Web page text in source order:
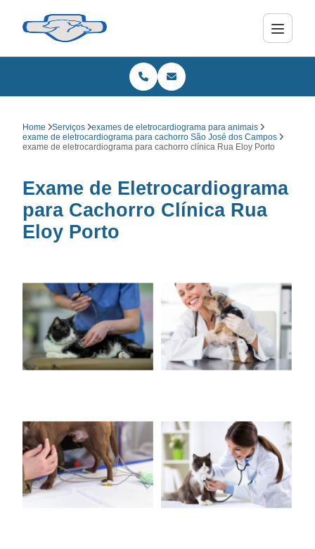
Home Serviços
exames de eletrocardiograma para animais
exame de eletrocardiograma para cachorro São José dos Campos
exame de eletrocardiograma para cachorro clínica Rua Eloy Porto
Exame de Eletrocardiograma
para Cachorro Clínica Rua
Eloy Porto